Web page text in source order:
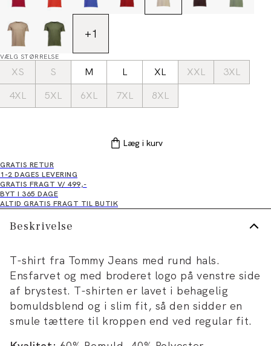
+1
VÆLG STØRRELSE
XS S M L XL XXL
3XL
4XL
5XL 6XL 7XL 8XL
Læg i kurv
GRATIS RETUR
1-2 DAGES LEVERING
GRATIS FRAGT V/ 499,-
BYT I 365 DAGE
ALTID GRATIS FRAGT TIL BUTIK
Beskrivelse
T-shirt fra Tommy Jeans med rund hals.
Ensfarvet og med broderet logo på venstre side
af brystest. T-shirten er lavet i behagelig
bomuldsblend og i slim fit, så den sidder en
smule tættere til kroppen end ved regular fit.